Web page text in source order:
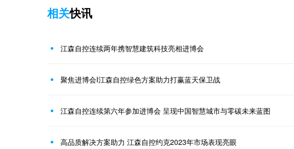
相关快讯
江森自控连续两年携智慧建筑科技亮相进博会
聚焦进博会I江森自控绿色方案助力打赢蓝天保卫战
江森自控连续第六年参加进博会 呈现中国智慧城市与零碳未来蓝图
高品质解决方案助力 江森自控约克2023年市场表现亮眼